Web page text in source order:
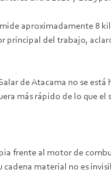
aproximadamente 8
del trabajo,
de Atacama no se
más rápido de lo
frente al motor de
material no es